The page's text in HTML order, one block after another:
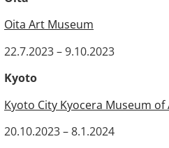
Oita Art Museum
22.7.2023 – 9.10.2023
Kyoto
Kyoto City Kyocera Museum of
20.10.2023 – 8.1.2024